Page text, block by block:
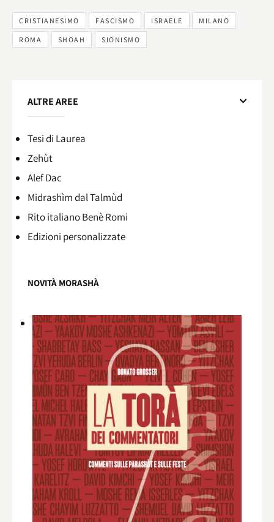
CRISTIANESIMO FASCISMO ISRAELE MILANO
ROMA SHOAH SIONISMO
ALTRE AREE
Tesi di Laurea
Zehùt
Alef Dac
Midrashìm dal Talmùd
Rito italiano Benè Romi​
Edizioni personalizzate
NOVITÀ MORASHÀ